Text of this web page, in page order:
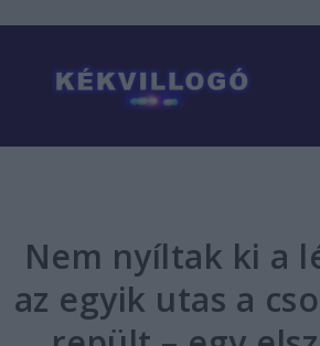
Nem nyíltak ki a
az egyik utas a